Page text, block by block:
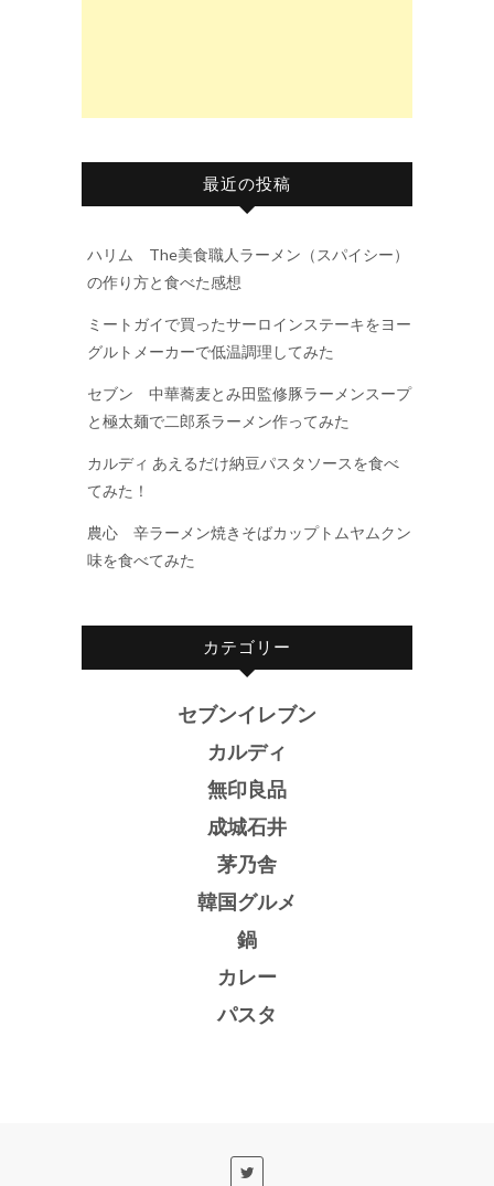
最近の投稿
ハリム The美食職人ラーメン（スパイシー）
の作り方と食べた感想
ミートガイで買ったサーロインステーキをヨー
グルトメーカーで低温調理してみた
セブン 中華蕎麦とみ田監修豚ラーメンスープ
と極太麺で二郎系ラーメン作ってみた
カルディ あえるだけ納豆パスタソースを食べ
てみた！
農心 辛ラーメン焼きそばカップトムヤムクン
味を食べてみた
カテゴリー
セブンイレブン
カルディ
無印良品
成城石井
茅乃舎
韓国グルメ
鍋
カレー
パスタ